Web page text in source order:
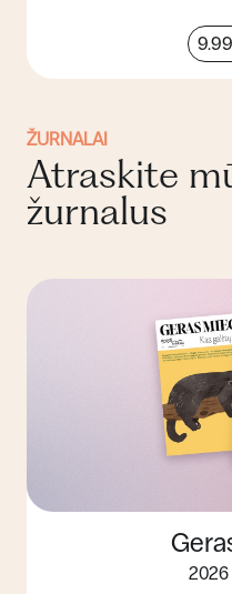
ŽURNALAI
Atraskite
žurnalus
2026